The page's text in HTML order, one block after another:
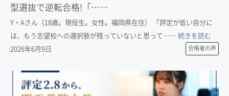
型選抜で逆転合格!「……
Y・Aさん（18歳。現役生。女性。福岡県在住） 「評定が低い自分に
は、もう志望校への選択肢が残っていないと思って…… 続きを読む
2026年6月9日
合格者の声